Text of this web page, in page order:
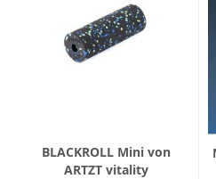
BLACKROLL Mini von
ARTZT vitality